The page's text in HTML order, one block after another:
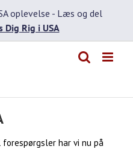
oplevelse - Læs og del
Dig Rig i USA
har vi nu på